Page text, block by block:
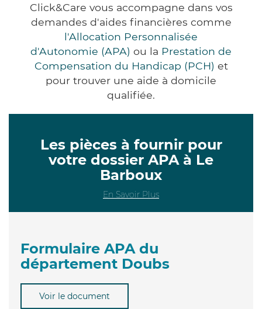
Click&Care vous accompagne dans vos
demandes d'aides financières comme
l'Allocation Personnalisée
d'Autonomie (APA) ou la Prestation de
Compensation du Handicap (PCH) et
pour trouver une aide à domicile
qualifiée.
Les pièces à fournir pour
votre dossier APA à Le
Barboux
En Savoir Plus
Formulaire APA du
département Doubs
Voir le document